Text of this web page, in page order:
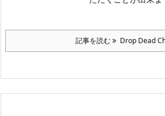
記事を読む Drop Dead